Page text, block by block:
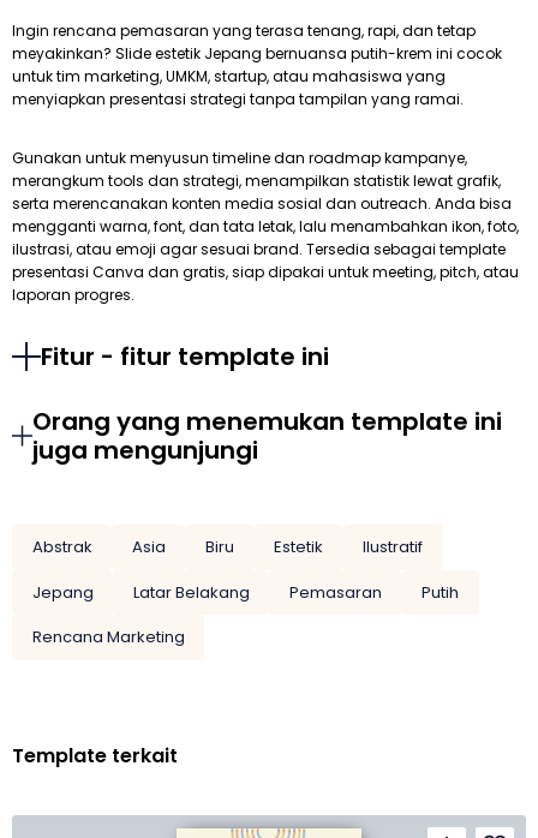
Ingin rencana pemasaran yang terasa tenang, rapi, dan tetap
meyakinkan? Slide estetik Jepang bernuansa putih-krem ini cocok
untuk tim marketing, UMKM, startup, atau mahasiswa yang
menyiapkan presentasi strategi tanpa tampilan yang ramai.
Gunakan untuk menyusun timeline dan roadmap kampanye,
merangkum tools dan strategi, menampilkan statistik lewat grafik,
serta merencanakan konten media sosial dan outreach. Anda bisa
mengganti warna, font, dan tata letak, lalu menambahkan ikon, foto,
ilustrasi, atau emoji agar sesuai brand. Tersedia sebagai template
presentasi Canva dan gratis, siap dipakai untuk meeting, pitch, atau
laporan progres.
Fitur - fitur template ini
Orang yang menemukan template ini
juga mengunjungi
Abstrak Asia Biru Estetik
Ilustratif
Jepang
Latar Belakang Pemasaran
Putih
Rencana Marketing
Template terkait